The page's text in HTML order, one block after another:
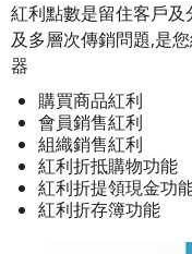
紅利點數是留住客戶
及多層次傳銷問題,是
器
購買商品紅利
會員銷售紅利
組織銷售紅利
紅利折抵購物功能
紅利折提領現金功
紅利折存簿功能